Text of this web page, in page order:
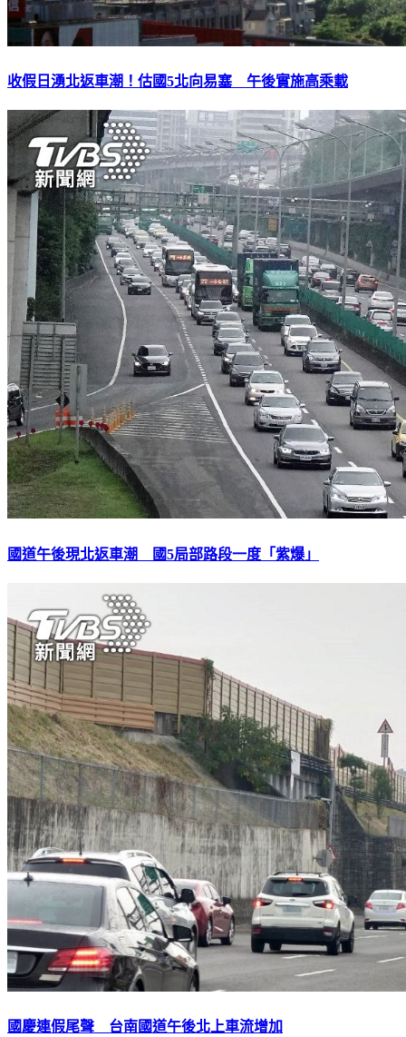
收假日湧北返車潮！估國5北向易塞 午後實施高乘載
國道午後現北返車潮 國5局部路段一度「紫爆」
國慶連假尾聲 台南國道午後北上車流增加